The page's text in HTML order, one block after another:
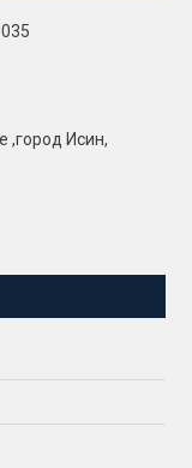
,город Исин,